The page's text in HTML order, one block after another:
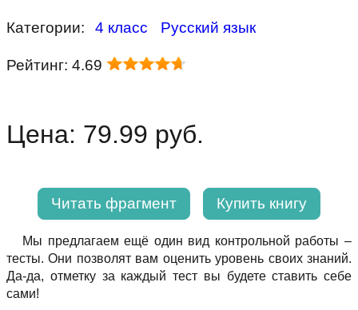
Категории: 4 класс Русский язык
Рейтинг: 4.69
Цена: 79.99 руб.
Читать фрагмент Купить книгу
Мы предлагаем ещё один вид контрольной работы –
тесты. Они позволят вам оценить уровень своих знаний.
Да-да, отметку за каждый тест вы будете ставить себе
сами!